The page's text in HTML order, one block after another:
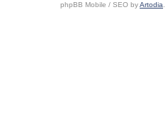
phpBB Mobile / SEO byArtodia